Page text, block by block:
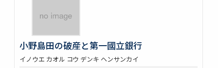
小野島田の破産と第一國立銀行
イノウエ カオル コウ デンキ ヘンサンカイ